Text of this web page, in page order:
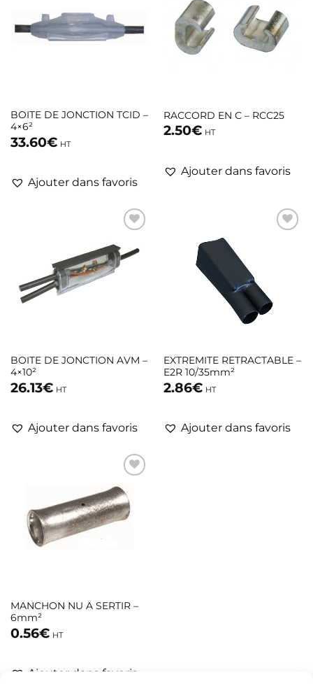
BOITE DE JONCTION TCID –
4×6²
33.60€ HT
Ajouter dans favoris
RACCORD EN C – RCC25
2.50€ HT
Ajouter dans favoris
BOITE DE JONCTION AVM –
4×10²
26.13€ HT
Ajouter dans favoris
EXTREMITE RETRACTABLE –
E2R 10/35mm²
2.86€ HT
Ajouter dans favoris
MANCHON NU A SERTIR –
6mm²
0.56€ HT
Ajouter dans favoris